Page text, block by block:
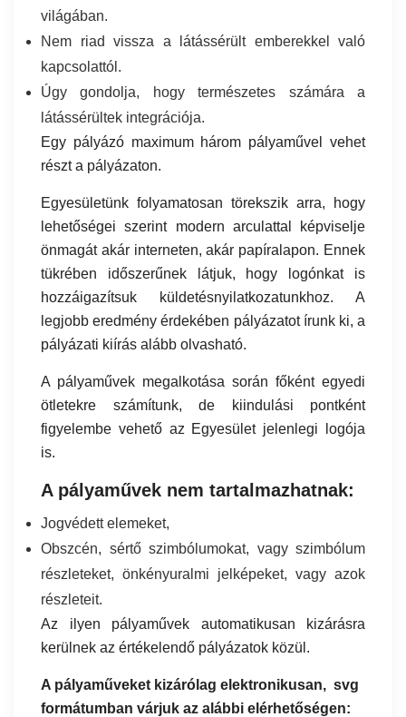
világában.
Nem riad vissza a látássérült emberekkel való
kapcsolattól.
Úgy gondolja, hogy természetes számára a
látássérültek integrációja.
Egy pályázó maximum három pályaművel vehet
részt a pályázaton.
Egyesületünk folyamatosan törekszik arra, hogy
lehetőségei szerint modern arculattal képviselje
önmagát akár interneten, akár papíralapon. Ennek
tükrében időszerűnek látjuk, hogy logónkat is
hozzáigazítsuk küldetésnyilatkozatunkhoz. A
legjobb eredmény érdekében pályázatot írunk ki, a
pályázati kiírás alább olvasható.
A pályaművek megalkotása során főként egyedi
ötletekre számítunk, de kiindulási pontként
figyelembe vehető az Egyesület jelenlegi logója
is.
A pályaművek nem tartalmazhatnak:
Jogvédett elemeket,
Obszcén, sértő szimbólumokat, vagy szimbólum
részleteket, önkényuralmi jelképeket, vagy azok
részleteit.
Az ilyen pályaművek automatikusan kizárásra
kerülnek az értékelendő pályázatok közül.
A pályaműveket kizárólag elektronikusan, svg
formátumban várjuk az alábbi elérhetőségen: